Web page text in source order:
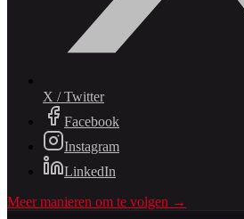
X / Twitter
Facebook
Instagram
LinkedIn
Meer manieren om te volgen →